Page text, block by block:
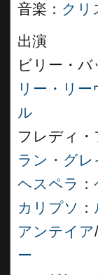
音楽： クリ
出演
ビリー・バ
リー・リー
ル
フレディ・
ラン・グレ
ヘスペラ ：
カリプソ ：
アンテイア
ー